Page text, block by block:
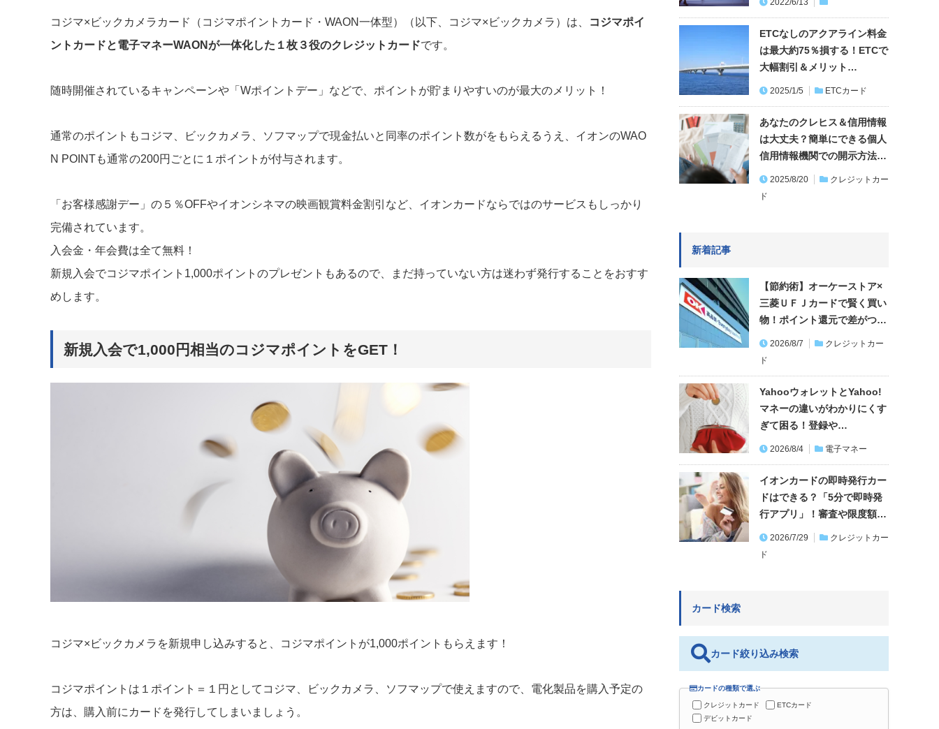
コジマ×ビックカメラカード（コジマポイントカード・WAON一体型）（以下、コジマ×ビックカメラ）は、
コジマポイ
ントカードと電子マネーWAONが一体化した１枚３役のクレジットカードです。
随時開催されているキャンペーンや「Wポイントデー」などで、ポイントが貯まりやすいのが最大のメリット！
通常のポイントもコジマ、ビックカメラ、ソフマップで現金払いと同率のポイント数がをもらえるうえ、イオンのWAO
N POINTも通常の200円ごとに１ポイントが付与されます。
「お客様感謝デー」の５％OFFやイオンシネマの映画観賞料金割引など、イオンカードならではのサービスもしっかり
完備されています。
入会金・年会費は全て無料！
新規入会でコジマポイント1,000ポイントのプレゼントもあるので、まだ持っていない方は迷わず発行することをおすす
めします。
新規入会で1,000円相当のコジマポイントをGET！
コジマ×ビックカメラを新規申し込みすると、コジマポイントが1,000ポイントもらえます！
コジマポイントは１ポイント＝１円としてコジマ、ビックカメラ、ソフマップで使えますので、電化製品を購入予定の
方は、購入前にカードを発行してしまいましょう。
2022/6/13
ETCなしのアクアライン料金
は最大約75％損する！ETCで
大幅割引＆メリット…
2025/1/5 ETCカード
あなたのクレヒス＆信用情報
は大丈夫？簡単にできる個人
信用情報機関での開示方法…
2025/8/20
クレジットカー
ド
新着記事
【節約術】オーケーストア×
三菱ＵＦＪカードで賢く買い
物！ポイント還元で差がつ…
2026/8/7
クレジットカー
ド
YahooウォレットとYahoo!
マネーの違いがわかりにくす
ぎて困る！登録や…
2026/8/4 電子マネー
イオンカードの即時発行カー
ドはできる？「5分で即時発
行アプリ」！審査や限度額…
2026/7/29
クレジットカー
ド
カード検索
カード絞り込み検索
カードの種類で選ぶ
クレジットカード
ETCカード
デビットカード